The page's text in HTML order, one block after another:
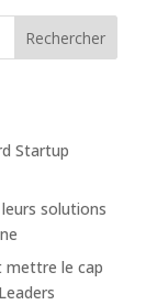
Startup
solutions
mettre le cap